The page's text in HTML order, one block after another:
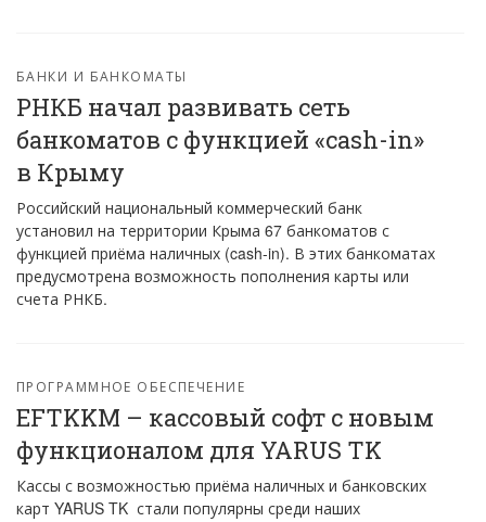
БАНКИ И БАНКОМАТЫ
РНКБ начал развивать сеть
банкоматов с функцией «cash-in»
в Крыму
Российский национальный коммерческий банк
установил на территории Крыма 67 банкоматов с
функцией приёма наличных (cash-in). В этих банкоматах
предусмотрена возможность пополнения карты или
счета РНКБ.
ПРОГРАММНОЕ ОБЕСПЕЧЕНИЕ
EFTKKM – кассовый софт с новым
функционалом для YARUS TK
Кассы с возможностью приёма наличных и банковских
карт YARUS TK стали популярны среди наших